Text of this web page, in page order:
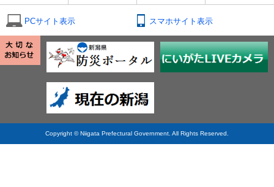
PCサイト表示 スマホサイト表示
Copyright © Niigata Prefectural Government. All Rights Reserved.